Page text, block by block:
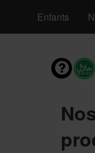
Menus Enfants